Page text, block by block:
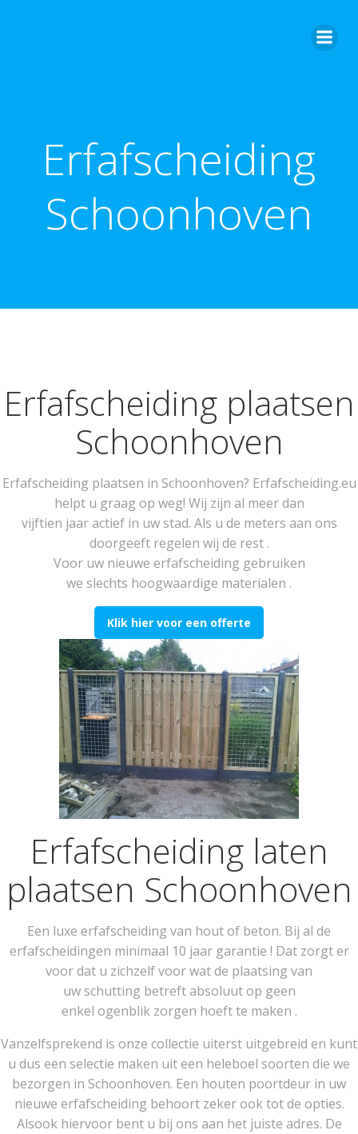
Erfafscheiding
Schoonhoven
Erfafscheiding plaatsen
Schoonhoven
Erfafscheiding plaatsen in Schoonhoven? Erfafscheiding.eu
helpt u graag op weg! Wij zijn al meer dan
vijftien jaar actief in uw stad. Als u de meters aan ons
doorgeeft regelen wij de rest .
Voor uw nieuwe erfafscheiding gebruiken
we slechts hoogwaardige materialen .
Klik hier voor een offerte
Erfafscheiding laten
plaatsen Schoonhoven
Een luxe erfafscheiding van hout of beton. Bij al de
erfafscheidingen minimaal 10 jaar garantie ! Dat zorgt er
voor dat u zichzelf voor wat de plaatsing van
uw schutting betreft absoluut op geen
enkel ogenblik zorgen hoeft te maken .
Vanzelfsprekend is onze collectie uiterst uitgebreid en kunt
u dus een selectie maken uit een heleboel soorten die we
bezorgen in Schoonhoven. Een houten poortdeur in uw
nieuwe erfafscheiding behoort zeker ook tot de opties.
Alsook hiervoor bent u bij ons aan het juiste adres. De